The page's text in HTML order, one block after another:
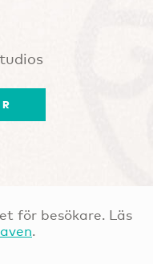
för besökare. Läs
.